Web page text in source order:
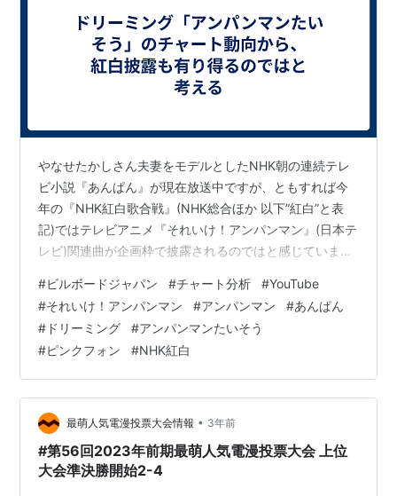
やなせたかしさん夫妻をモデルとしたNHK朝の連続テレ
ビ小説『あんぱん』が現在放送中ですが、ともすれば今
年の『NHK紅白歌合戦』(NHK総合ほか 以下”紅白”と表
記)ではテレビアニメ『それいけ！アンパンマン』(日本テ
レビ)関連曲が企画枠で披露されるのではと感じていま
#ビルボードジャパン #チャート分析 #YouTube
#それいけ！アンパンマン #アンパンマン #あんぱん
# ドリーミング #アンパンマンたいそう
#ピンクフォン #NHK紅白
最萌人気電漫投票大会情報 • 3年前
#第56回2023年前期最萌人気電漫投票大会 上位
大会準決勝開始2-4